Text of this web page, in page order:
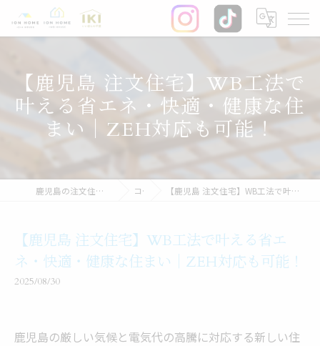
【鹿児島 注文住宅】WB工法で
叶える省エネ・快適・健康な住
まい｜ZEH対応も可能！
鹿児島の注文住宅なら株式会社イオン・ホーム コラム 【鹿児島 注文住宅】WB工法で叶える省エネ・快適・健康な住まい｜ZEH対応も可能！
【鹿児島 注文住宅】WB工法で叶える省エ
ネ・快適・健康な住まい｜ZEH対応も可能！
2025/08/30
鹿児島の厳しい気候と電気代の高騰に対応する新しい住